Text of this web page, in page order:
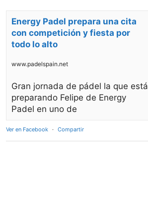
Energy Padel prepara una cita
con competición y fiesta por
todo lo alto
www.padelspain.net
Gran jornada de pádel la que está
preparando Felipe de Energy
Padel en uno de
Ver en Facebook · Compartir